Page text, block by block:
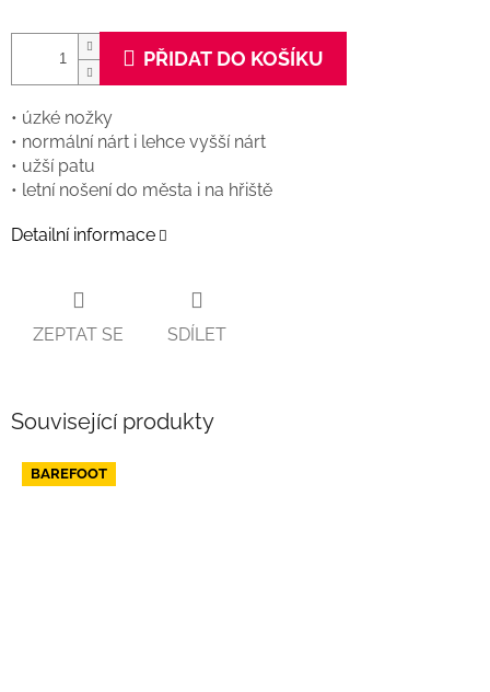
PŘIDAT DO KOŠÍKU
• úzké nožky
• normální nárt i lehce vyšší nárt
• užší patu
• letní nošení do města i na hřiště
Detailní informace
ZEPTAT SE SDÍLET
Související produkty
BAREFOOT